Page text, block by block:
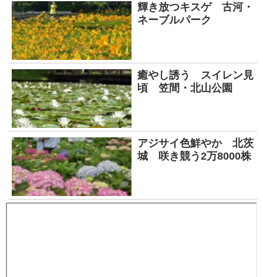
輝き放つキスゲ 古河・
ネーブルパーク
癒やし誘う スイレン見
頃 笠間・北山公園
アジサイ色鮮やか 北茨
城 咲き競う2万8000株